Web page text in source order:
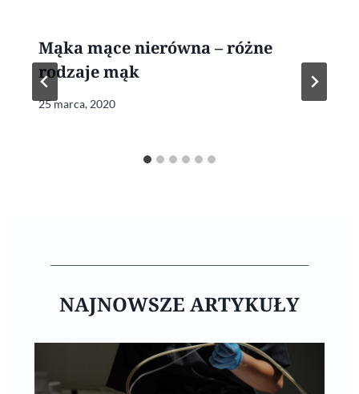
Mąka mące nierówna – różne
rodzaje mąk
25 marca, 2020
NAJNOWSZE ARTYKUŁY